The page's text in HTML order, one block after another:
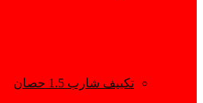
تكييف شارب 1.5 حصان